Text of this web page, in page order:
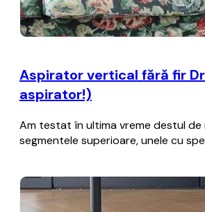
Aspirator vertical fără fir
aspirator!)
Am testat în ultima vreme destul
segmentele superioare, unele cu